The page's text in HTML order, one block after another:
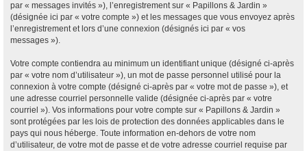
par « messages invités »), l’enregistrement sur « Papillons & Jardin »
(désignée ici par « votre compte ») et les messages que vous envoyez après
l’enregistrement et lors d’une connexion (désignés ici par « vos
messages »).
Votre compte contiendra au minimum un identifiant unique (désigné ci-après
par « votre nom d’utilisateur »), un mot de passe personnel utilisé pour la
connexion à votre compte (désigné ci-après par « votre mot de passe »), et
une adresse courriel personnelle valide (désignée ci-après par « votre
courriel »). Vos informations pour votre compte sur « Papillons & Jardin »
sont protégées par les lois de protection des données applicables dans le
pays qui nous héberge. Toute information en-dehors de votre nom
d’utilisateur, de votre mot de passe et de votre adresse courriel requise par